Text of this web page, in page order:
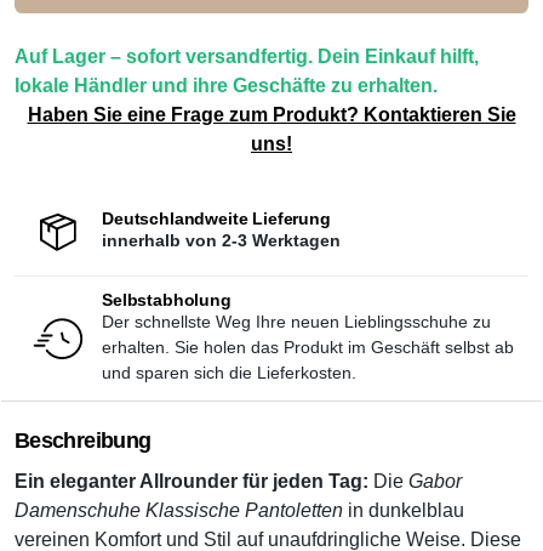
Auf Lager – sofort versandfertig. Dein Einkauf hilft,
lokale Händler und ihre Geschäfte zu erhalten.
Haben Sie eine Frage zum Produkt? Kontaktieren Sie
uns!
Deutschlandweite Lieferung
innerhalb von 2-3 Werktagen
Selbstabholung
Der schnellste Weg Ihre neuen Lieblingsschuhe zu
erhalten. Sie holen das Produkt im Geschäft selbst ab
und sparen sich die Lieferkosten.
Beschreibung
Ein eleganter Allrounder für jeden Tag: Die Gabor
Damenschuhe Klassische Pantoletten in dunkelblau
vereinen Komfort und Stil auf unaufdringliche Weise. Diese